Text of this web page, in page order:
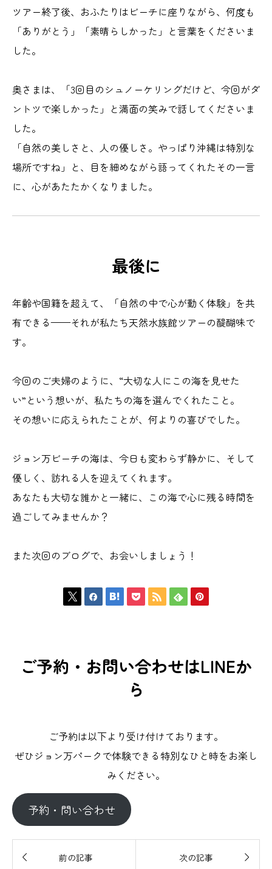
ツアー終了後、おふたりはビーチに座りながら、何度も
「ありがとう」「素晴らしかった」と言葉をくださいま
した。
奥さまは、「3回目のシュノーケリングだけど、今回がダ
ントツで楽しかった」と満面の笑みで話してくださいま
した。
「自然の美しさと、人の優しさ。やっぱり沖縄は特別な
場所ですね」と、目を細めながら語ってくれたその一言
に、心があたたかくなりました。
最後に
年齢や国籍を超えて、「自然の中で心が動く体験」を共
有できる——それが私たち天然水族館ツアーの醍醐味で
す。
今回のご夫婦のように、“大切な人にこの海を見せた
い”という想いが、私たちの海を選んでくれたこと。
その想いに応えられたことが、何よりの喜びでした。
ジョン万ビーチの海は、今日も変わらず静かに、そして
優しく、訪れる人を迎えてくれます。
あなたも大切な誰かと一緒に、この海で心に残る時間を
過ごしてみませんか？
また次回のブログで、お会いしましょう！
      
ご予約・お問い合わせはLINEか
ら
ご予約は以下より受け付けております。
ぜひジョン万パークで体験できる特別なひと時をお楽し
みください。
予約・問い合わせ
 前の記事 次の記事 